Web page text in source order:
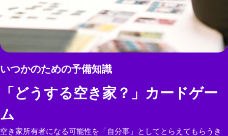
いつかのための予備知識
「どうする空き家？」カードゲー
ム
空き家所有者になる可能性を「自分事」としてとらえてもらうき